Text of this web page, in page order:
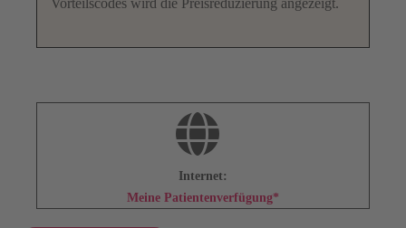
Vorteilscodes wird die Preisreduzierung angezeigt.
Internet:
Meine Patientenverfügung*